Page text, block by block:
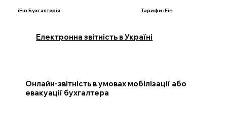
iFin Бухгалтерія Тарифи iFin
Електронна звітність в Україні
Онлайн-звітність в умовах мобілізації або
евакуації бухгалтера